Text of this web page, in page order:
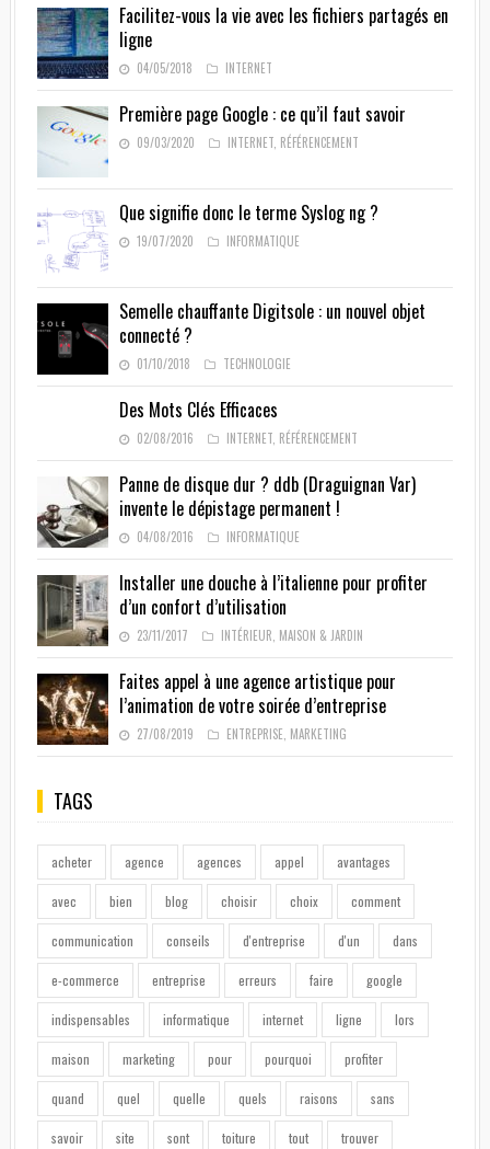
Facilitez-vous la vie avec les fichiers partagés en
ligne
04/05/2018 INTERNET
Première page Google : ce qu’il faut savoir
09/03/2020 INTERNET, RÉFÉRENCEMENT
Que signifie donc le terme Syslog ng ?
19/07/2020 INFORMATIQUE
Semelle chauffante Digitsole : un nouvel objet
connecté ?
01/10/2018 TECHNOLOGIE
Des Mots Clés Efficaces
02/08/2016 INTERNET, RÉFÉRENCEMENT
Panne de disque dur ? ddb (Draguignan Var)
invente le dépistage permanent !
04/08/2016 INFORMATIQUE
Installer une douche à l’italienne pour profiter
d’un confort d’utilisation
23/11/2017 INTÉRIEUR MAISON & JARDIN
Faites appel à une agence artistique pour
l’animation de votre soirée d’entreprise
27/08/2019 ENTREPRISE MARKETING
TAGS
acheter agence agences appel avantages
avec bien blog choisir choix comment
communication conseils d'entreprise d'un dans
e-commerce entreprise erreurs faire google
indispensables informatique internet ligne lors
maison marketing pour pourquoi profiter
quand quel quelle quels raisons sans
savoir site sont toiture tout trouver